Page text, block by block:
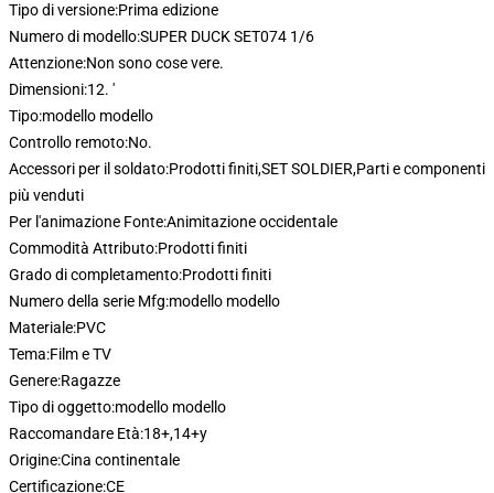
Tipo di versione:Prima edizione
Numero di modello:SUPER DUCK SET074 1/6
Attenzione:Non sono cose vere.
Dimensioni:12. '
Tipo:modello modello
Controllo remoto:No.
Accessori per il soldato:Prodotti finiti,SET SOLDIER,Parti e componenti
più venduti
Per l'animazione Fonte:Animitazione occidentale
Commodità Attributo:Prodotti finiti
Grado di completamento:Prodotti finiti
Numero della serie Mfg:modello modello
Materiale:PVC
Tema:Film e TV
Genere:Ragazze
Tipo di oggetto:modello modello
Raccomandare Età:18+,14+y
Origine:Cina continentale
Certificazione:CE